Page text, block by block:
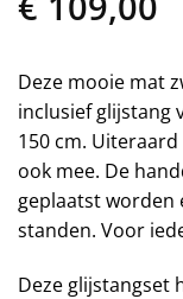
Deze mooie mat
inclusief glijstang
150 cm.
ook mee. De
geplaatst worden
standen. Voor
Deze glijstangset